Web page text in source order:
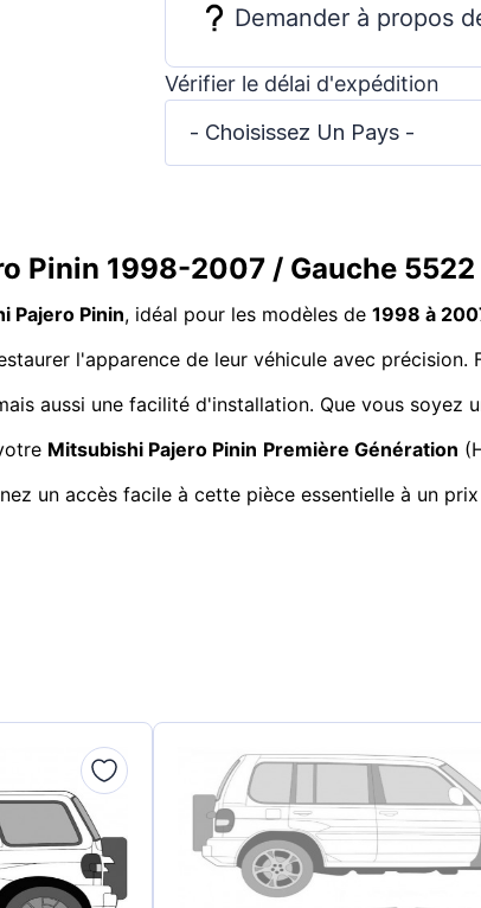
Demander à propos
Vérifier le délai d'expédition
- Choisissez Un Pays -
Pinin 1998-2007 / Gauche 5522
Pajero Pinin, idéal pour les modèles de 1998 à
l'apparence de leur véhicule avec précision.
aussi une facilité d'installation. Que vous soyez
Mitsubishi Pajero Pinin Première Génération
un accès facile à cette pièce essentielle à un